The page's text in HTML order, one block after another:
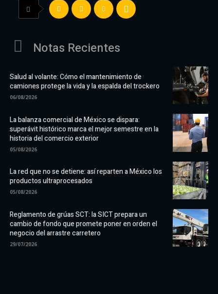
Notas Recientes
Salud al volante: Cómo el mantenimiento de
camiones protege la vida y la espalda del trockero
06/08/2026
La balanza comercial de México se dispara:
superávit histórico marca el mejor semestre en la
historia del comercio exterior
05/08/2026
La red que no se detiene: así reparten a México los
productos ultraprocesados
05/08/2026
Reglamento de grúas SCT: la SICT prepara un
cambio de fondo que promete poner en orden el
negocio del arrastre carretero
29/07/2026